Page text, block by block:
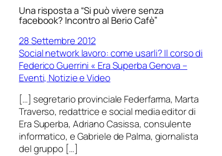
Una risposta a “Si può vivere senza
facebook? Incontro al Berio Cafè”
28 Settembre 2012
Social network lavoro: come usarli? Il corso di
Federico Guerrini « Era Superba Genova –
Eventi, Notizie e Video
[…] segretario provinciale Federfarma, Marta
Traverso, redattrice e social media editor di
Era Superba, Adriano Casissa, consulente
informatico, e Gabriele de Palma, giornalista
del gruppo […]